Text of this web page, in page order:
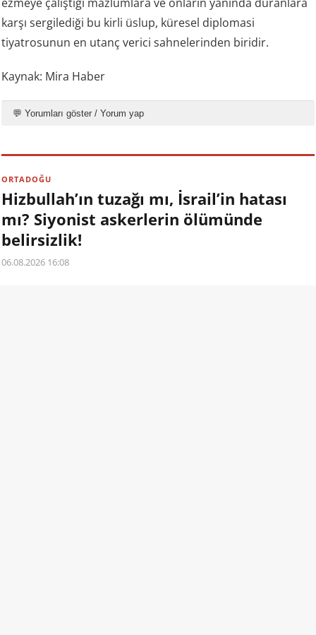
karşı sergilediği bu kirli üslup, küresel diplomasi
tiyatrosunun en utanç verici sahnelerinden biridir.
Kaynak: Mira Haber
💬 Yorumları göster / Yorum yap
ORTADOĞU
Hizbullah’ın tuzağı mı, İsrail’in hatası
mı? Siyonist askerlerin ölümünde
belirsizlik!
06.08.2026 16:08